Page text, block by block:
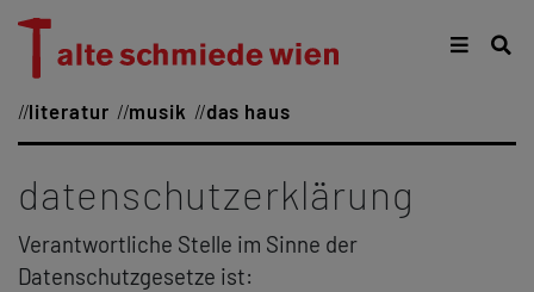
literatur musik das haus
datenschutzerklärung
Verantwortliche Stelle im Sinne der
Datenschutzgesetze ist: